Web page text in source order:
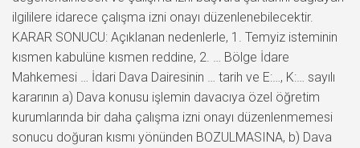
ilgililere idarece çalışma izni onayı düzenlenebilecektir.
KARAR SONUCU: Açıklanan nedenlerle, 1. Temyiz isteminin
kısmen kabulüne kısmen reddine, 2. … Bölge İdare
Mahkemesi … İdari Dava Dairesinin … tarih ve E:…, K:… sayılı
kararının a) Dava konusu işlemin davacıya özel öğretim
kurumlarında bir daha çalışma izni onayı düzenlenmemesi
sonucu doğuran kısmı yönünden BOZULMASINA, b) Dava